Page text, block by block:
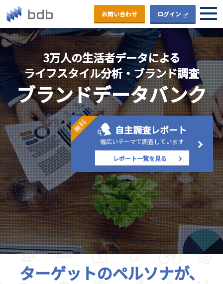
お問い合わせ ログイン
3万人の生活者データによる
ライフスタイル分析・ブランド調査
ブランドデータバンク
無料 自主調査レポート
幅広いテーマで調査しています
レポート一覧を見る
ターゲットのペルソナが、